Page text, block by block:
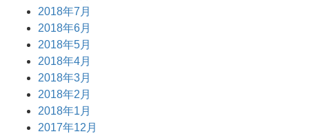
2018年7月
2018年6月
2018年5月
2018年4月
2018年3月
2018年2月
2018年1月
2017年12月